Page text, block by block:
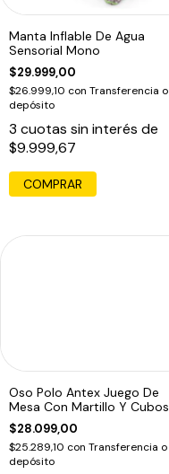
Manta Inflable De Agua
Sensorial Mono
$29.999,00
$26.999,10 con Transferencia o
depósito
3 cuotas sin interés de
$9.999,67
Oso Polo Antex Juego De
Mesa Con Martillo Y Cubos
De Hielo
$28.099,00
$25.289,10 con Transferencia o
depósito